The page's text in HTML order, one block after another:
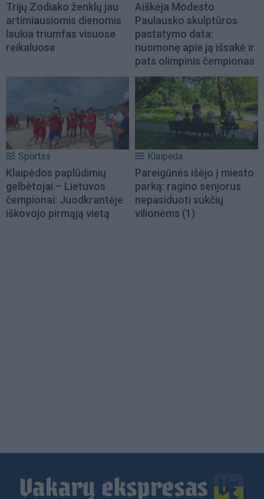
Trijų Zodiako ženklų jau
artimiausiomis dienomis
laukia triumfas visuose
reikaluose
Aiškėja Modesto
Paulausko skulptūros
pastatymo data:
nuomonę apie ją išsakė ir
pats olimpinis čempionas
Sportas
Klaipėdos paplūdimių
gelbėtojai – Lietuvos
čempionai: Juodkrantėje
iškovojo pirmąją vietą
Klaipėda
Pareigūnės išėjo į miesto
parką: ragino senjorus
nepasiduoti sukčių
vilionėms (1)